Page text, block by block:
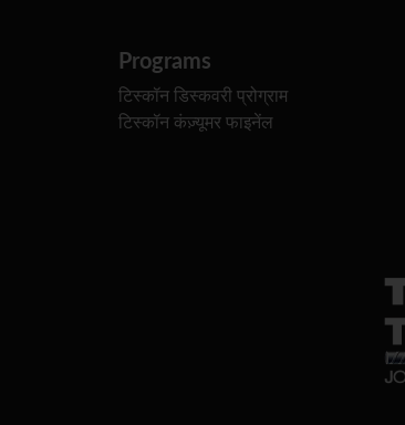
Programs
टिस्कॉन डिस्कवरी प्रोग्राम
टिस्कॉन कंज़्यूमर फाइनेंल